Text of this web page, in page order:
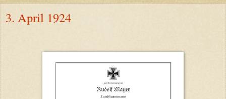
3. April 1924